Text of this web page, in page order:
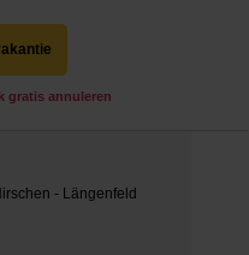
gratis annuleren